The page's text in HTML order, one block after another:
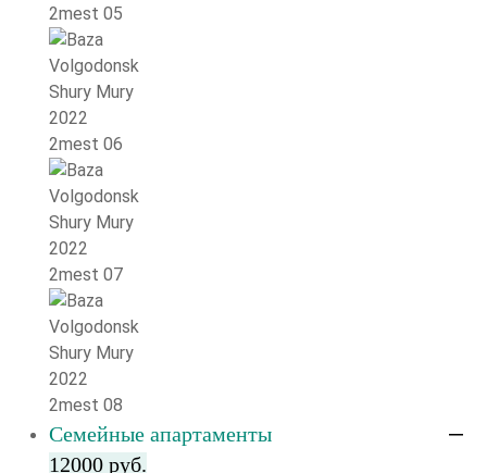
Семейные апартаменты
12000 руб.